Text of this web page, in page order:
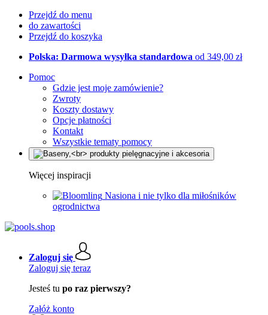
Przejdź do menu
do zawartości
Przejdź do koszyka
Polska: Darmowa wysyłka standardowa od 349,00 zł
Pomoc
Gdzie jest moje zamówienie?
Zwroty
Koszty dostawy
Opcje płatności
Kontakt
Wszystkie tematy pomocy
Więcej inspiracji
Nasiona i nie tylko dla miłośników
ogrodnictwa
Zaloguj się
Zaloguj się teraz
Jesteś tu po raz pierwszy?
Załóż konto